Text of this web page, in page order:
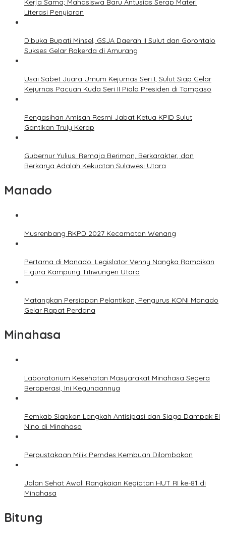
Kerja Sama; Mahasiswa Baru Antusias Serap Materi
Literasi Penyiaran
Dibuka Bupati Minsel, GSJA Daerah II Sulut dan Gorontalo
Sukses Gelar Rakerda di Amurang
Usai Sabet Juara Umum Kejurnas Seri I, Sulut Siap Gelar
Kejurnas Pacuan Kuda Seri II Piala Presiden di Tompaso
Pengasihan Amisan Resmi Jabat Ketua KPID Sulut
Gantikan Truly Kerap
Gubernur Yulius: Remaja Beriman, Berkarakter, dan
Berkarya Adalah Kekuatan Sulawesi Utara
Manado
Musrenbang RKPD 2027 Kecamatan Wenang
Pertama di Manado, Legislator Venny Nangka Ramaikan
Figura Kampung Titiwungen Utara
Matangkan Persiapan Pelantikan, Pengurus KONI Manado
Gelar Rapat Perdana
Minahasa
Laboratorium Kesehatan Masyarakat Minahasa Segera
Beroperasi, Ini Kegunaannya
Pemkab Siapkan Langkah Antisipasi dan Siaga Dampak El
Nino di Minahasa
Perpustakaan Milik Pemdes Kembuan Dilombakan
Jalan Sehat Awali Rangkaian Kegiatan HUT RI ke-81 di
Minahasa
Bitung